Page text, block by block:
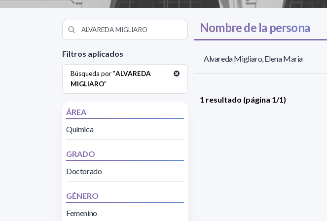
Filtros aplicados
Búsqueda por "ALVAREDA
MIGLIARO"
ÁREA
Química
GRADO
Doctorado
GÉNERO
Femenino
Nombre de la persona
Alvareda Migliaro, Elena Maria
1 resultado (página 1/1)